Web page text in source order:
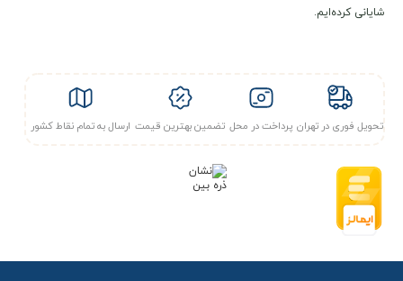
شایانی کرده‌ایم.
تحویل فوری در تهران پرداخت در محل تضمین بهترین قیمت ارسال به تمام نقاط کشور